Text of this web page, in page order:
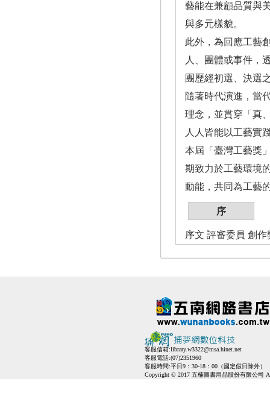
藝能在兼顧品質與
與多元樣貌。
此外，為回應工藝
人、團體或事件，
團歷經初選、決選
隨著時代演進，當
理念，並貫穿「真
人人皆能以工藝實
本屆「臺灣工藝獎
期致力於工藝環境
動能，共同為工藝
序
序文 評審委員 創
客服信箱:library.w3322@msa.hinet.net
客服電話:(07)2351960
客服時間:平日9：30-18：00（國定假日除外）
Copyright © 2017 五楠圖書用品股份有限公司